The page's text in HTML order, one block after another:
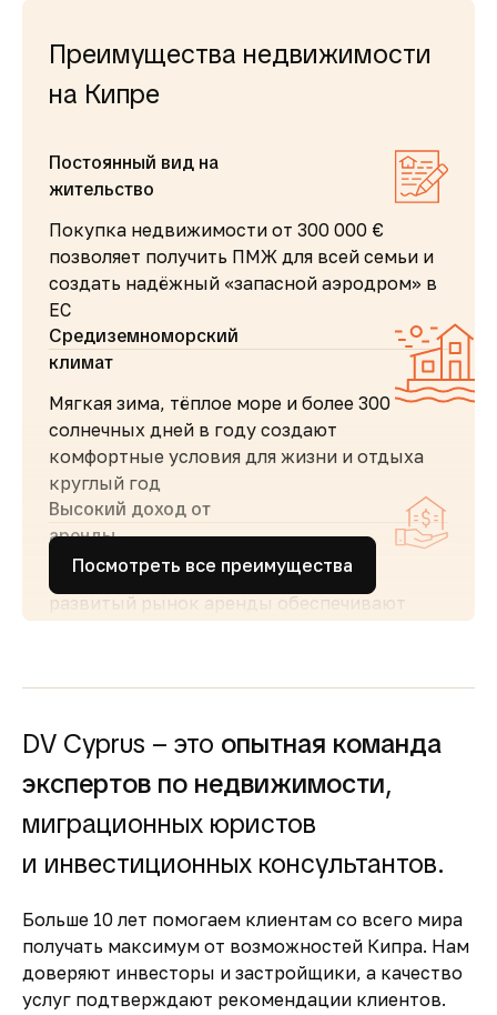
Преимущества недвижимости
на Кипре
Постоянный вид на
жительство
Покупка недвижимости от 300 000 €
позволяет получить ПМЖ для всей семьи и
создать надёжный «запасной аэродром» в
ЕС
Средиземноморский
климат
Мягкая зима, тёплое море и более 300
солнечных дней в году создают
комфортные условия для жизни и отдыха
круглый год
Высокий доход от
аренды
Стабильный туристический поток и
развитый рынок аренды обеспечивают
Простота покупки и
Покупка недвижимости на Кипре
сопровождается понятными юридическими
процедурами и минимальной бюрократией,
что делает процесс быстрым и безопасным
Безопасность и качество
Кипр входит в число самых безопасных
стран Европы, предлагая развитую
инфраструктуру, качественную медицину и
образование
Посмотреть все преимущества
DV Cyprus – это опытная команда
экспертов по недвижимости,
миграционных юристов
и инвестиционных консультантов.
Больше 10 лет помогаем клиентам со всего мира
получать максимум от возможностей Кипра. Нам
доверяют инвесторы и застройщики, а качество
услуг подтверждают рекомендации клиентов.